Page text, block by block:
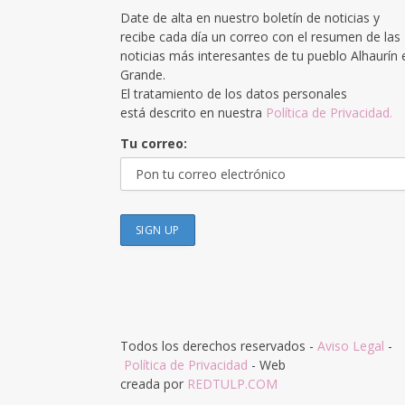
Date de alta en nuestro boletín de noticias y
recibe cada día un correo con el resumen de las
noticias más interesantes de tu pueblo Alhaurín
Grande.
El tratamiento de los datos personales
está descrito en nuestra Política de Privacidad.
Tu correo:
Todos los derechos reservados - Aviso Legal -
Política de Privacidad - Web
creada por REDTULP.COM